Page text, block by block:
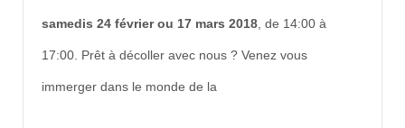
samedis 24 février ou 17 mars 2018 , de 14:00 à
17:00. Prêt à décoller avec nous ? Venez vous
immerger dans le monde de la